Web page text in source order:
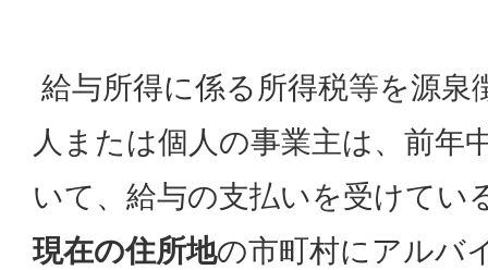
給与所得に係る所得税等を源泉
人または個人の事業主は、前年
いて、給与の支払いを受けてい
現在の住所地の市町村にアルバ